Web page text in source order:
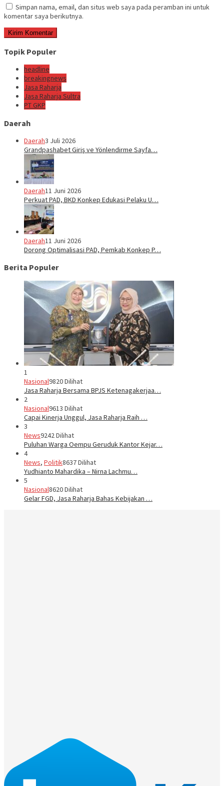
Simpan nama, email, dan situs web saya pada peramban ini untuk
komentar saya berikutnya.
Topik Populer
headline
breakingnews
Jasa Raharja
Jasa Raharja Sultra
PT GKP
Daerah
Daerah3 Juli 2026
Grandpashabet Giriş ve Yönlendirme Sayfa…
Daerah11 Juni 2026
Perkuat PAD, BKD Konkep Edukasi Pelaku U…
Daerah11 Juni 2026
Dorong Optimalisasi PAD, Pemkab Konkep P…
Berita Populer
1
Nasional9820 Dilihat
Jasa Raharja Bersama BPJS Ketenagakerjaa…
2
Nasional9613 Dilihat
Capai Kinerja Unggul, Jasa Raharja Raih …
3
News9242 Dilihat
Puluhan Warga Oempu Geruduk Kantor Kejar…
4
News, Politik8637 Dilihat
Yudhianto Mahardika – Nirna Lachmu…
5
Nasional8620 Dilihat
Gelar FGD, Jasa Raharja Bahas Kebijakan …